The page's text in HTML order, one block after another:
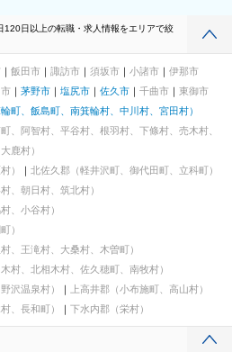
120日以上の転職・求人情報をエリアで絞
飯田市 諏訪市 須坂市 小諸市
伊那市
茅野市 塩尻市 佐久市 千曲市
東御市
町、飯島町、南箕輪村、中川村、宮田村）
、阿智村、平谷村、根羽村、下條村、売木村、
鹿村）
）
北佐久郡（軽井沢町、御代田町、立科町）
、朝日村、筑北村）
、小谷村）
）
、王滝村、大桑村、木曽町）
村、北相木村、佐久穂町、南牧村）
沢温泉村）
上高井郡（小布施町、高山村）
、長和町） 下水内郡（栄村）